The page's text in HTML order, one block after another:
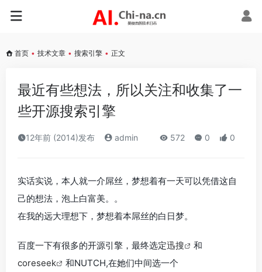
首页 • 技术文章 • 搜索引擎 • 正文
最近有些想法，所以关注和收集了一
些开源搜索引擎
12年前 (2014)发布 admin 572 0 0
实话实说，本人就一介屌丝，梦想着有一天可以凭借这自
己的想法，泡上白富美。。
在我的远大理想下，梦想着本屌丝的白日梦。
百度一下有很多的开源引擎，最终选定迅搜
和
coreseek
和NUTCH,在她们中间选一个